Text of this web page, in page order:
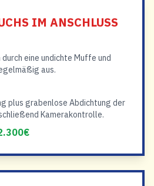
IM ANSCHLUSS
eine undichte Muffe und
aus.
plus grabenlose Abdichtung der
Kamerakontrolle.